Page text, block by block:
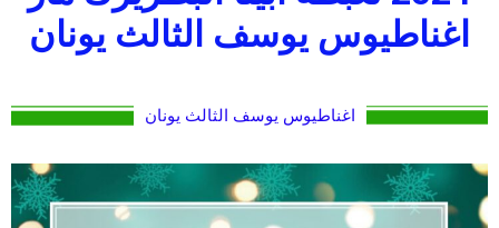
اغناطيوس يوسف الثالث يونان
اغناطيوس يوسف الثالث يونان